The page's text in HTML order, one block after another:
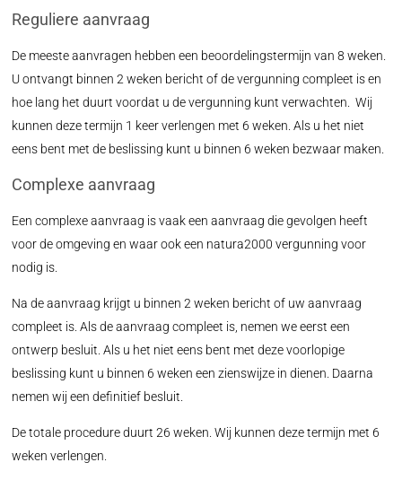
Reguliere aanvraag
De meeste aanvragen hebben een beoordelingstermijn van 8 weken.
U ontvangt binnen 2 weken bericht of de vergunning compleet is en
hoe lang het duurt voordat u de vergunning kunt verwachten. Wij
kunnen deze termijn 1 keer verlengen met 6 weken. Als u het niet
eens bent met de beslissing kunt u binnen 6 weken bezwaar maken.
Complexe aanvraag
Een complexe aanvraag is vaak een aanvraag die gevolgen heeft
voor de omgeving en waar ook een natura2000 vergunning voor
nodig is.
Na de aanvraag krijgt u binnen 2 weken bericht of uw aanvraag
compleet is. Als de aanvraag compleet is, nemen we eerst een
ontwerp besluit. Als u het niet eens bent met deze voorlopige
beslissing kunt u binnen 6 weken een zienswijze in dienen. Daarna
nemen wij een definitief besluit.
De totale procedure duurt 26 weken. Wij kunnen deze termijn met 6
weken verlengen.